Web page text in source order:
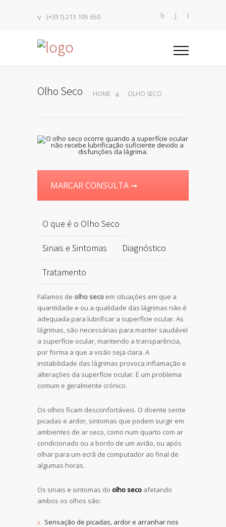
(+351) 213 105 650
Olho Seco HOME OLHO SECO
MARCAR CONSULTA ➞
O que é o Olho Seco
Sinais e Sintomas Diagnóstico
Tratamento
Falamos de olho seco em situações em que a
quantidade e ou a qualidade das lágrimas não é
adequada para lubrificar a superfície ocular. As
lágrimas, são necessárias para manter saudável
a superfície ocular, mantendo a transparência,
por forma a que a visão seja clara. A
instabilidade das lágrimas provoca inflamação e
alterações da superfície ocular. É um problema
comum e geralmente crónico.
Os olhos ficam desconfortáveis. O doente sente
picadas e ardor, sintomas que podem surgir em
ambientes de ar seco, como num quarto com ar
condicionado ou a bordo de um avião, ou após
olhar para um ecrã de computador ao final de
algumas horas.
Os sinais e sintomas do olho seco afetando
ambos os olhos são:
Sensação de picadas, ardor e arranhar nos